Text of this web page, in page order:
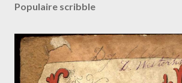
Populaire scribble